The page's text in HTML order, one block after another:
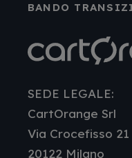
BANDO
SEDE LEGALE:
CartOrange Srl
Via Crocefisso 21
20122 Milano